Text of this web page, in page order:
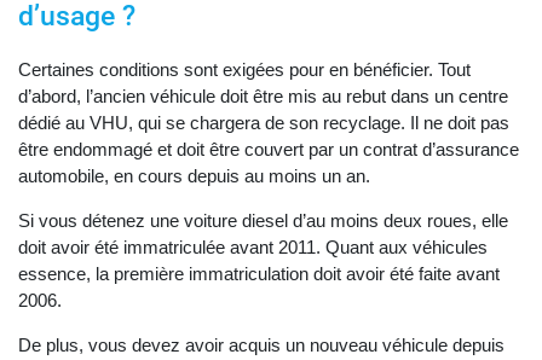
d’usage ?
Certaines conditions sont exigées pour en bénéficier. Tout
d’abord, l’ancien véhicule doit être mis au rebut dans un centre
dédié au VHU, qui se chargera de son recyclage. Il ne doit pas
être endommagé et doit être couvert par un contrat d’assurance
automobile, en cours depuis au moins un an.
Si vous détenez une voiture diesel d’au moins deux roues, elle
doit avoir été immatriculée avant 2011. Quant aux véhicules
essence, la première immatriculation doit avoir été faite avant
2006.
De plus, vous devez avoir acquis un nouveau véhicule depuis